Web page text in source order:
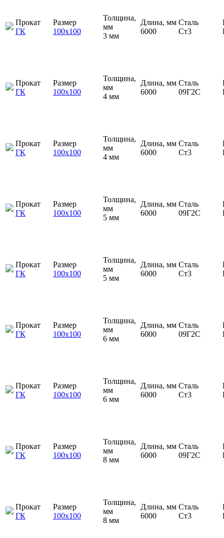
Прокат
ГК
Размер
100х100
Толщина,
мм
3 мм
Длина, мм
6000
Сталь
Ст3
Прокат
ГК
Размер
100х100
Толщина,
мм
4 мм
Длина, мм
6000
Сталь
09Г2С
Прокат
ГК
Размер
100х100
Толщина,
мм
4 мм
Длина, мм
6000
Сталь
Ст3
Прокат
ГК
Размер
100х100
Толщина,
мм
5 мм
Длина, мм
6000
Сталь
09Г2С
Прокат
ГК
Размер
100х100
Толщина,
мм
5 мм
Длина, мм
6000
Сталь
Ст3
Прокат
ГК
Размер
100х100
Толщина,
мм
6 мм
Длина, мм
6000
Сталь
09Г2С
Прокат
ГК
Размер
100х100
Толщина,
мм
6 мм
Длина, мм
6000
Сталь
Ст3
Прокат
ГК
Размер
100х100
Толщина,
мм
8 мм
Длина, мм
6000
Сталь
09Г2С
Прокат
ГК
Размер
100х100
Толщина,
мм
8 мм
Длина, мм
6000
Сталь
Ст3